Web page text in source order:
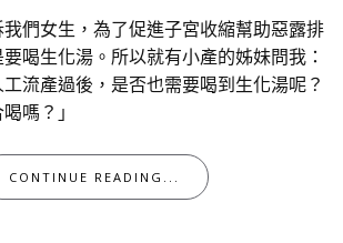
們女生，為了促進子宮收縮幫助惡露排
喝生化湯。所以就有小產的姊妹問我：
工流產過後，是否也需要喝到生化湯呢？
嗎？」
CONTINUE READING...